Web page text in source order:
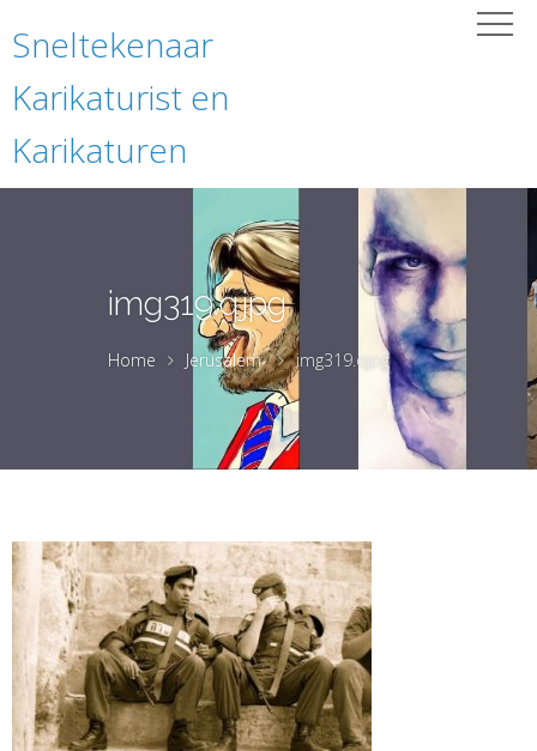
Sneltekenaar
Karikaturist en
Karikaturen
img319.qjpg
Home Jerusalem img319.qjpg